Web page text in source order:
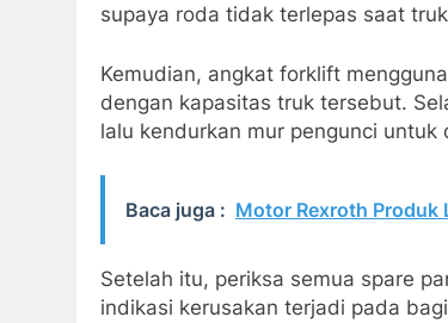
supaya roda tidak terlepas saat
Kemudian, angkat forklift
dengan kapasitas truk tersebut.
lalu kendurkan mur pengunci untuk
Baca juga : Motor Rexroth Produk
Setelah itu, periksa semua spare
indikasi kerusakan terjadi pada